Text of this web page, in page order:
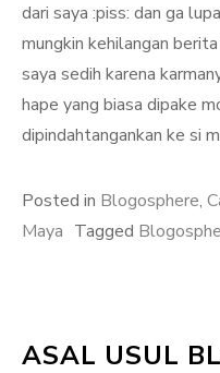
dari saya :piss: dan ga
mungkin kehilangan
saya sedih karena
hape yang biasa dipake
dipindahtangankan ke si
Posted in Blogosphere,
Maya Tagged
ASAL USUL